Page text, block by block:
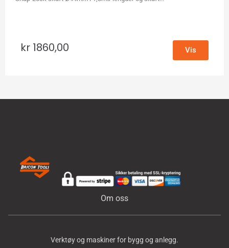
kr 1860,00 Vis
Om oss
Verktøy og maskiner for bygg og anlegg.